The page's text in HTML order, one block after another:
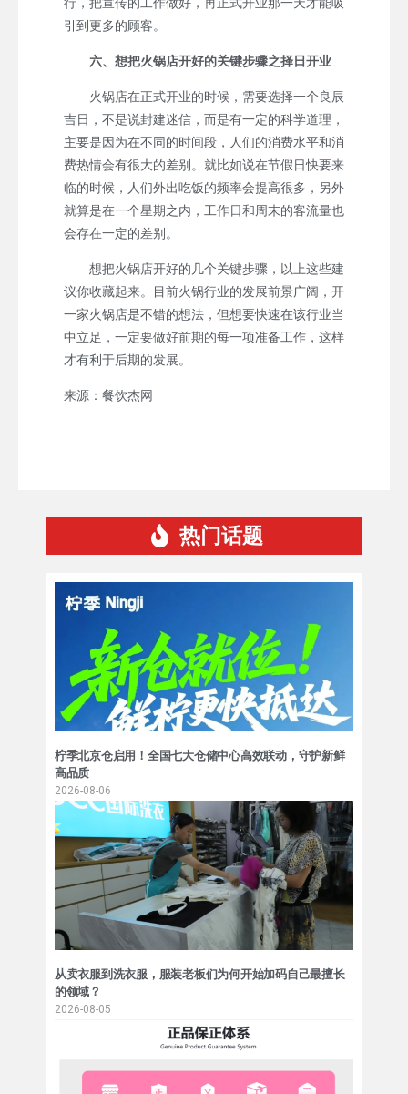
引到更多的顾客。
六、想把火锅店开好的关键步骤之择日开业
火锅店在正式开业的时候，需要选择一个良辰
吉日，不是说封建迷信，而是有一定的科学道理，
主要是因为在不同的时间段，人们的消费水平和消
费热情会有很大的差别。就比如说在节假日快要来
临的时候，人们外出吃饭的频率会提高很多，另外
就算是在一个星期之内，工作日和周末的客流量也
会存在一定的差别。
想把火锅店开好的几个关键步骤，以上这些建
议你收藏起来。目前火锅行业的发展前景广阔，开
一家火锅店是不错的想法，但想要快速在该行业当
中立足，一定要做好前期的每一项准备工作，这样
才有利于后期的发展。
来源：餐饮杰网
热门话题
柠季北京仓启用！全国七大仓储中心高效联动，守护新鲜
高品质
2026-08-06
从卖衣服到洗衣服，服装老板们为何开始加码自己最擅长
的领域？
2026-08-05